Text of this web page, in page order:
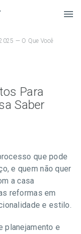
— O Que Você
Para
Saber
que pode
e quem não quer
a casa
reformas em
e estilo.
planejamento e